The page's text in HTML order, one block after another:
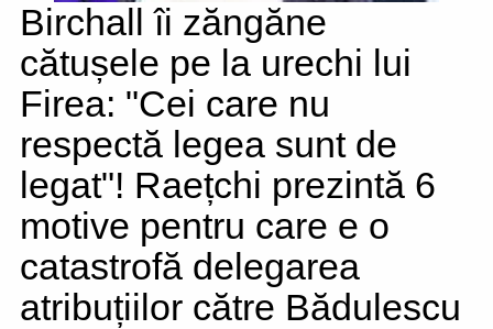
Birchall îi zăngăne
cătușele pe la urechi lui
Firea: "Cei care nu
respectă legea sunt de
legat"! Raețchi prezintă 6
motive pentru care e o
catastrofă delegarea
atribuțiilor către Bădulescu